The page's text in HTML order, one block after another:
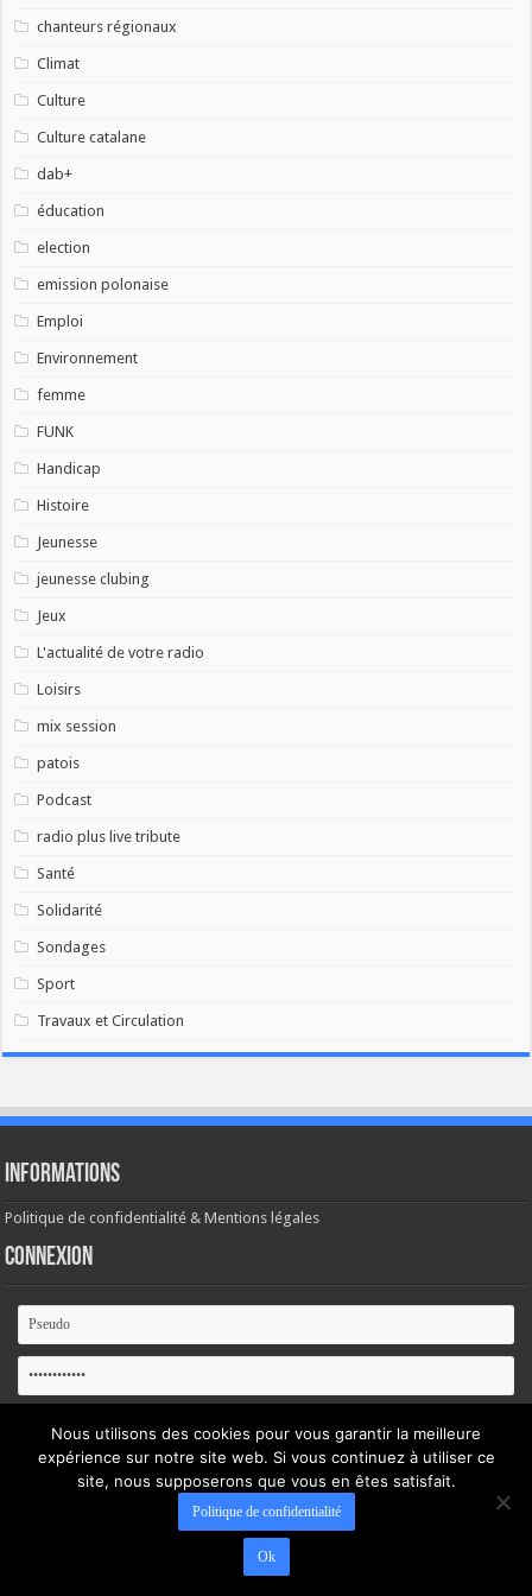
chanteurs régionaux
Climat
Culture
Culture catalane
dab+
éducation
election
emission polonaise
Emploi
Environnement
femme
FUNK
Handicap
Histoire
Jeunesse
jeunesse clubing
Jeux
L'actualité de votre radio
Loisirs
mix session
patois
Podcast
radio plus live tribute
Santé
Solidarité
Sondages
Sport
Travaux et Circulation
Informations
Politique de confidentialité & Mentions légales
Connexion
Se souvenir de moi
Mot de passe oublié ?
Nous utilisons des cookies pour vous garantir la meilleure
expérience sur notre site web. Si vous continuez à utiliser ce
site, nous supposerons que vous en êtes satisfait.
Politique de confidentialité
Ok